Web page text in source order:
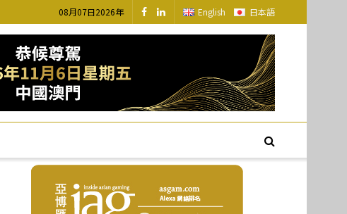
08月07日2026年 English 日本語